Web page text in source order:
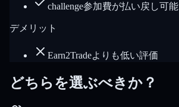
challenge参加費が払い戻し可能
デメリット
Earn2Tradeよりも低い評価
どちらを選ぶべきか？